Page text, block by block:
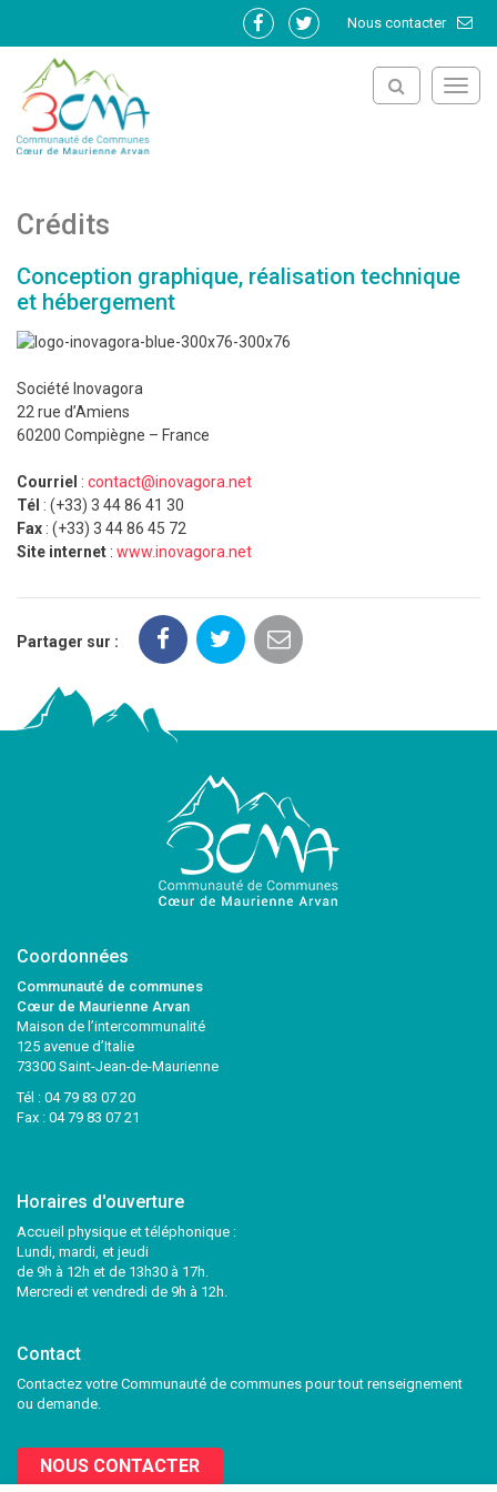
Nous contacter
Lien
Lien
Crédits
Conception graphique, réalisation technique
et hébergement
Société Inovagora
22 rue d’Amiens
60200 Compiègne – France
Courriel : contact@inovagora.net
Tél : (+33) 3 44 86 41 30
Fax : (+33) 3 44 86 45 72
Site internet : www.inovagora.net
Partager sur :
Coordonnées
Communauté de communes
Cœur de Maurienne Arvan
Maison de l’intercommunalité
125 avenue d’Italie
73300 Saint-Jean-de-Maurienne
Tél : 04 79 83 07 20
Fax : 04 79 83 07 21
Horaires d'ouverture
Accueil physique et téléphonique :
Lundi, mardi, et jeudi
de 9h à 12h et de 13h30 à 17h.
Mercredi et vendredi de 9h à 12h.
Contact
Contactez votre Communauté de communes pour tout renseignement
ou demande.
NOUS CONTACTER